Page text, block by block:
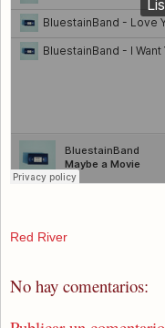
Red River
No hay comentarios: